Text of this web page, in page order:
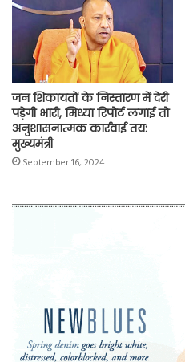
जन शिकायतों के निस्तारण में देरी
पड़ेगी भारी, मिथ्या रिपोर्ट लगाई तो
अनुशासनात्मक कार्रवाई तय:
मुख्यमंत्री
September 16, 2024